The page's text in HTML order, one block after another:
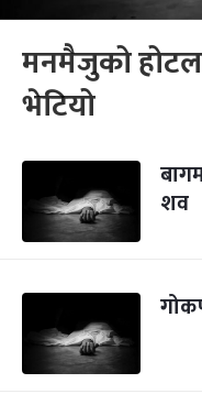
मनमैजुको
भेटियो
शव